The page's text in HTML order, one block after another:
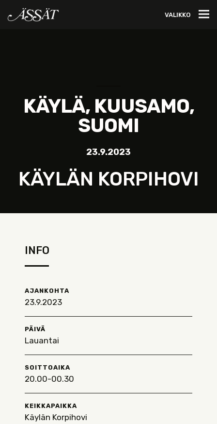
VALIKKO
KÄYLÄ, KUUSAMO,
SUOMI
23.9.2023
KÄYLÄN KORPIHOVI
INFO
AJANKOHTA
23.9.2023
PÄIVÄ
Lauantai
SOITTOAIKA
20.00-00.30
KEIKKAPAIKKA
Käylän Korpihovi